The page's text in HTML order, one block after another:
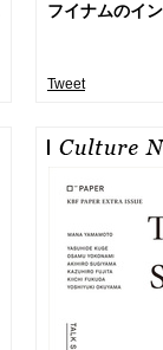
フイナムのイ
Tweet